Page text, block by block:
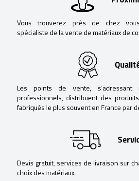
Vous trouverez près de chez
spécialiste de la vente de matériaux de
Les points de vente, s’adressant
professionnels, distribuent des
fabriqués le plus souvent en France par
Devis gratuit, services de livraison sur
choix des matériaux.